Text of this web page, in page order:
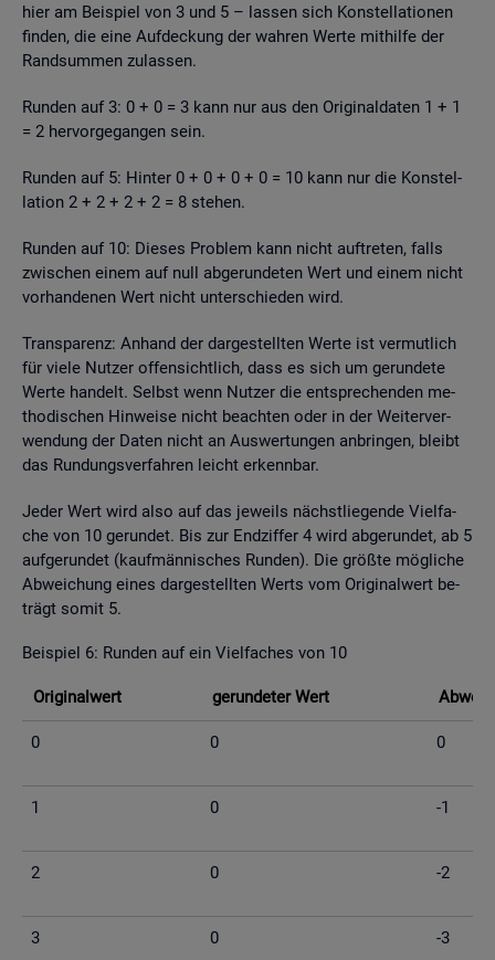
hier am Bei­spiel von 3 und 5 – las­sen sich Kon­stel­la­tio­nen
fin­den, die eine Auf­de­ckung der wah­ren Werte mit­hil­fe der
Rand­sum­men zu­las­sen.
Run­den auf 3: 0 + 0 = 3 kann nur aus den Ori­gi­nal­da­ten 1 + 1
= 2 her­vor­ge­gan­gen sein.
Run­den auf 5: Hin­ter 0 + 0 + 0 + 0 = 10 kann nur die Kon­stel­
la­ti­on 2 + 2 + 2 + 2 = 8 ste­hen.
Run­den auf 10: Die­ses Pro­blem kann nicht auf­tre­ten, falls
zwi­schen einem auf null ab­ge­run­de­ten Wert und einem nicht
vor­han­de­nen Wert nicht un­ter­schie­den wird.
Trans­pa­renz: An­hand der dar­ge­stell­ten Werte ist ver­mut­lich
für viele Nut­zer of­fen­sicht­lich, dass es sich um ge­run­de­te
Werte han­delt. Selbst wenn Nut­zer die ent­spre­chen­den me­
tho­di­schen Hin­wei­se nicht be­ach­ten oder in der Wei­ter­ver­
wen­dung der Daten nicht an Aus­wer­tun­gen an­brin­gen, bleibt
das Run­dungs­ver­fah­ren leicht er­kenn­bar.
Jeder Wert wird also auf das je­weils nächst­lie­gen­de Viel­fa­
che von 10 ge­run­det. Bis zur End­zif­fer 4 wird ab­ge­run­det, ab 5
auf­ge­run­det (kauf­män­ni­sches Run­den). Die grö­ß­te mög­li­che
Ab­wei­chung eines dar­ge­stell­ten Werts vom Ori­gi­nal­wert be­
trägt somit 5.
Bei­spiel 6: Run­den auf ein Viel­fa­ches von 10
Ori­gi­nal­wert ge­run­de­ter Wert
0 0 0
1 0 -1
2 0 -2
3 0 -3